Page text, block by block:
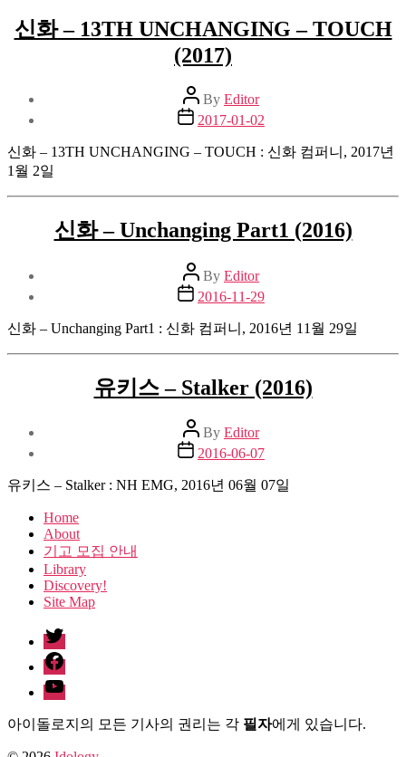
신화 – 13TH UNCHANGING – TOUCH
(2017)
Post
author
By Editor
Post
date
2017-01-02
신화 – 13TH UNCHANGING – TOUCH : 신화 컴퍼니, 2017년
1월 2일
신화 – Unchanging Part1 (2016)
Post
author
By Editor
Post
date
2016-11-29
신화 – Unchanging Part1 : 신화 컴퍼니, 2016년 11월 29일
유키스 – Stalker (2016)
Post
author
By Editor
Post
date
2016-06-07
유키스 – Stalker : NH EMG, 2016년 06월 07일
Home
About
기고 모집 안내
Library
Discovery!
Site Map
twitter
facebook
Youtube
아이돌로지의 모든 기사의 권리는 각 필자에게 있습니다.